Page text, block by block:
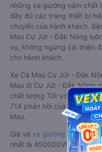
những xe giường nằm chất
đầy đủ các trang thiết bị
chuyển của hành khách.
Mau Cư Jút - Đắk Nông
vụ, không ngừng cải thiện
cho hành khách.
Xe Cà Mau Cư Jút - Đắk
Mau đi Cư Jút - Đắk Nông
chất lượng Tốt với điểm
714 phản hồi của hành
Mau.
Giá vé xe giường nằm đi
nhất là 450000VND của